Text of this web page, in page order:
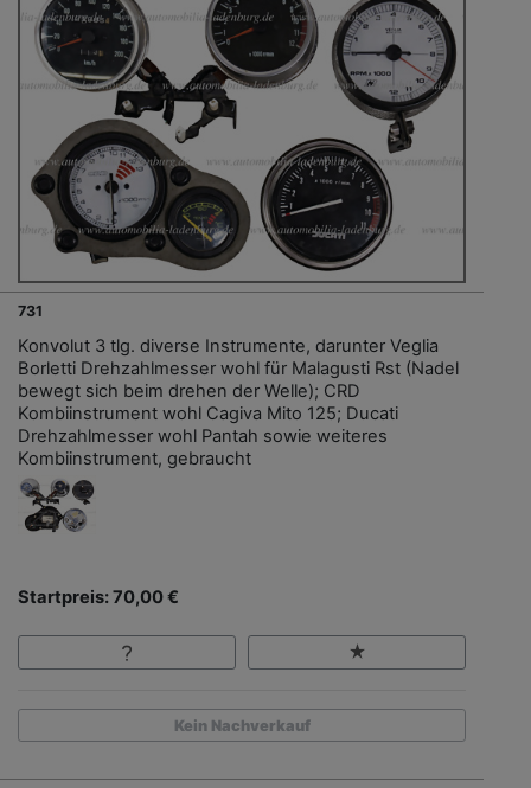
731
Konvolut 3 tlg. diverse Instrumente, darunter Veglia
Borletti Drehzahlmesser wohl für Malagusti Rst (Nadel
bewegt sich beim drehen der Welle); CRD
Kombiinstrument wohl Cagiva Mito 125; Ducati
Drehzahlmesser wohl Pantah sowie weiteres
Kombiinstrument, gebraucht
Startpreis: 70,00 €
Kein Nachverkauf